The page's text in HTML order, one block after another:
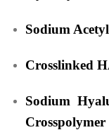
Sodium
Crosslinked
Sodium
Crosspolymer